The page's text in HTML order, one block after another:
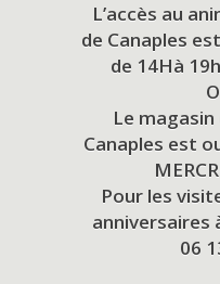
L’accès au
de Canaples
de 14Hà
Le
Canaples est
Pour les
anniversaires
06